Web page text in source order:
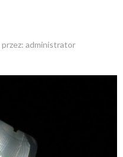
przez: administrator